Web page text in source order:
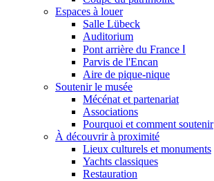
Espaces à louer
Salle Lübeck
Auditorium
Pont arrière du France Ⅰ
Parvis de l'Encan
Aire de pique-nique
Soutenir le musée
Mécénat et partenariat
Associations
Pourquoi et comment soutenir
À découvrir à proximité
Lieux culturels et monuments
Yachts classiques
Restauration